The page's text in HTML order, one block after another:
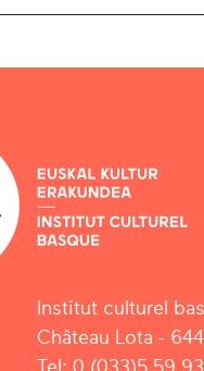
Institut culturel
Château Lota -
Tel: 0 (033)5 59